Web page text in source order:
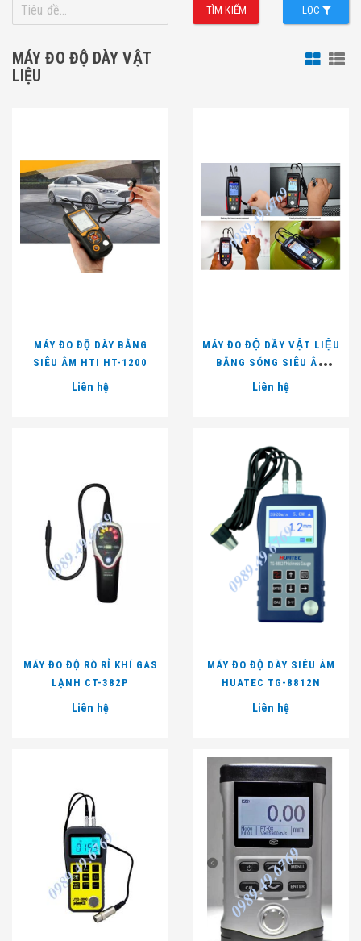
TÌM KIẾM LỌC
MÁY ĐO ĐỘ DÀY VẬT
LIỆU
MÁY ĐO ĐỘ DÀY BẰNG
SIÊU ÂM HTI HT-1200
Liên hệ
MÁY ĐO ĐỘ DẦY VẬT LIỆU
BẰNG SÓNG SIÊU ÂM
WT100A
Liên hệ
MÁY ĐO ĐỘ RÒ RỈ KHÍ GAS
LẠNH CT-382P
Liên hệ
MÁY ĐO ĐỘ DÀY SIÊU ÂM
HUATEC TG-8812N
Liên hệ